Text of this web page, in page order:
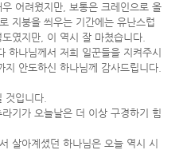
어려웠지만, 보통은 크레인으로 올
지붕을 씌우는 기간에는 유난스럽
였지만, 이 역시 잘 마쳤습니다.
하나님께서 저희 일꾼들을 지켜주시
안도하신 하나님께 감사드립니다.
것입니다.
기가 오늘날은 더 이상 구경하기 힘
살아계셨던 하나님은 오늘 역시 시